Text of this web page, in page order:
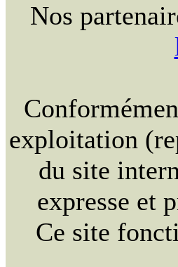
Nos
exploitation
du site
expresse et
Ce site